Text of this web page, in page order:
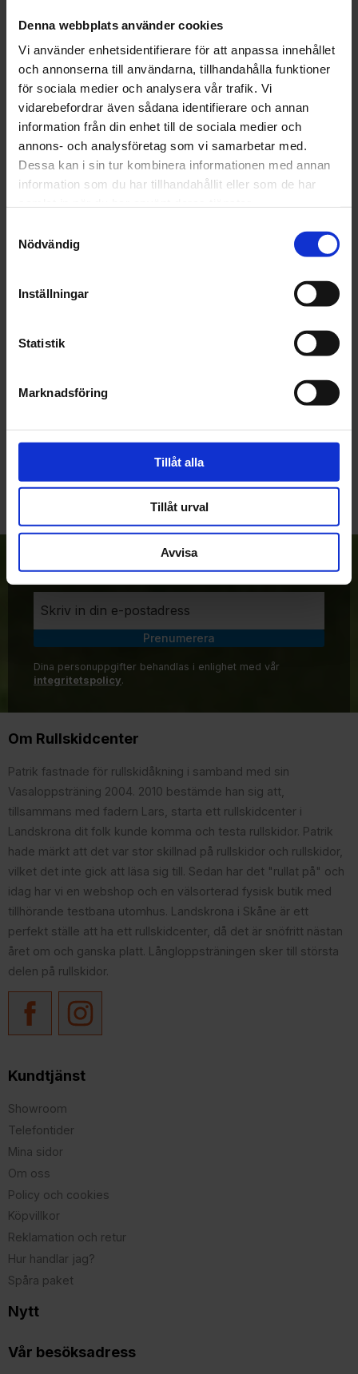
Denna webbplats använder cookies
Vi använder enhetsidentifierare för att anpassa innehållet
och annonserna till användarna, tillhandahålla funktioner
för sociala medier och analysera vår trafik. Vi
vidarebefordrar även sådana identifierare och annan
information från din enhet till de sociala medier och
annons- och analysföretag som vi samarbetar med.
Dessa kan i sin tur kombinera informationen med annan
information som du har tillhandahållit eller som de har
Nödvändig
Inställningar
Statistik
Marknadsföring
Tillåt alla
Tillåt urval
Avvisa
Vilken dämpning passar mig?
Soft (Mjuk dämpning):Om du har problem med
axlar och/eller armbågar när du åker
Normal (Normal dämpning):Om du är motionär
(startled 6-10)
Elit (Hård dämpning):Om du kör långa stakpass och
jagar tider på Vasaloppet (startled 1-5)
Super Elit (Extra hård dämpning):
Passar eliten
Bli den första att lämna ett omdöme.
Anmäl dig till vårt nyhetsbrev!
Prenumerera
Dina personuppgifter behandlas i enlighet med vår
integritetspolicy.
Om Rullskidcenter
Patrik fastnade för rullskidåkning i samband med sin
Vasaloppsträning 2004. 2010 bestämde han sig att,
tillsammans med fadern Lars, starta ett rullskidcenter i
Landskrona dit folk kunde komma och testa rullskidor. Patrik
hade märkt att det var stor skillnad på rullskidor och rullskidor,
vilket det inte gick att läsa sig till. Sedan har det "rullat på" och
idag har vi en webshop och en välsorterad fysisk butik med
tillhörande testbana utomhus. Landskrona i Skåne är ett
perfekt ställe att ha ett rullskidcenter, då det är snöfritt nästan
året om och ganska platt. Långloppsträningen sker till största
delen på rullskidor.
Kundtjänst
Showroom
Telefontider
Mina sidor
Om oss
Policy och cookies
Köpvillkor
Reklamation och retur
Hur handlar jag?
Spåra paket
Nytt
Vår besöksadress